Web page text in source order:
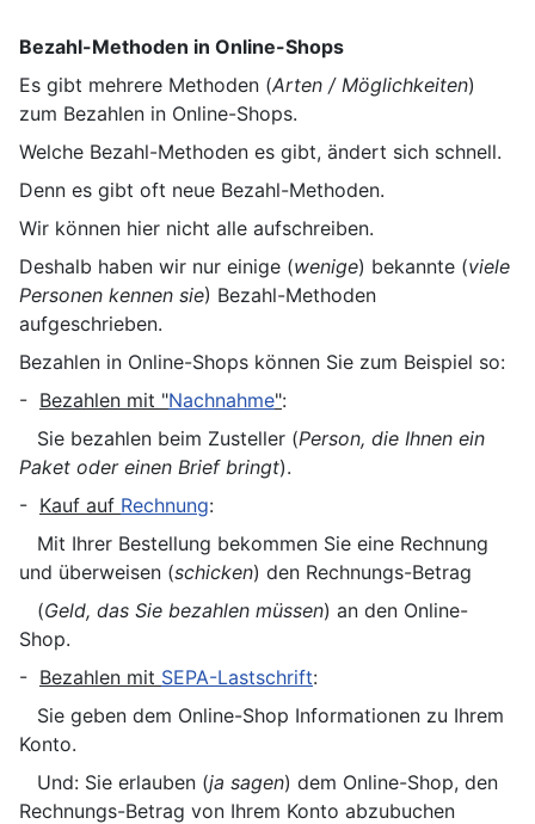
Bezahl-Methoden in Online-Shops
Es gibt mehrere Methoden (Arten / Möglichkeiten)
zum Bezahlen in Online-Shops.
Welche Bezahl-Methoden es gibt, ändert sich schnell.
Denn es gibt oft neue Bezahl-Methoden.
Wir können hier nicht alle aufschreiben.
Deshalb haben wir nur einige (wenige) bekannte (viele
Personen kennen sie) Bezahl-Methoden
aufgeschrieben.
Bezahlen in Online-Shops können Sie zum Beispiel so:
- Bezahlen mit "Nachnahme":
Sie bezahlen beim Zusteller (Person, die Ihnen ein
Paket oder einen Brief bringt).
- Kauf auf Rechnung:
Mit Ihrer Bestellung bekommen Sie eine Rechnung
und überweisen (schicken) den Rechnungs-Betrag
(Geld, das Sie bezahlen müssen) an den Online-
Shop.
- Bezahlen mit SEPA-Lastschrift:
Sie geben dem Online-Shop Informationen zu Ihrem
Konto.
Und: Sie erlauben (ja sagen) dem Online-Shop, den
Rechnungs-Betrag von Ihrem Konto abzubuchen